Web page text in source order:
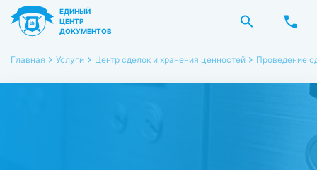
ЕДИНЫЙ
ЦЕНТР
ДОКУМЕНТОВ
Главная Услуги Центр сделок и хранения ценностей Проведение